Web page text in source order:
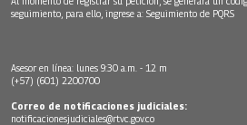
seguimiento, para ello, ingrese a: Seguimiento de PQRS
Asesor en línea: lunes 9:30 a.m. - 12 m
(+57) (601) 2200700
Correo de notificaciones judiciales:
notificacionesjudiciales@rtvc.gov.co